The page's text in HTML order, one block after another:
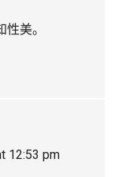
美。
12:53 pm